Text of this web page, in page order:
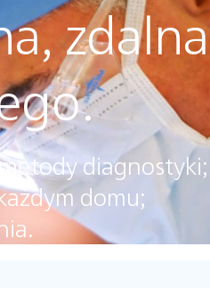
zdalna
diagnostyki;
domu;